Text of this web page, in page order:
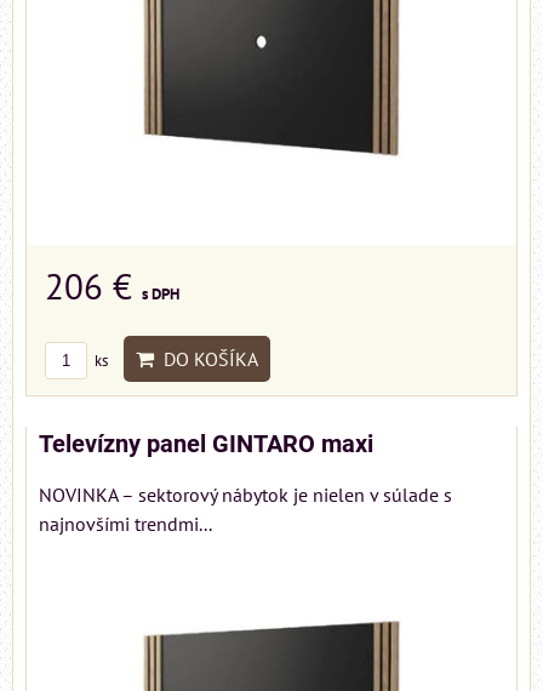
206 € s DPH
ks DO KOŠÍKA
Televízny panel GINTARO maxi
NOVINKA – sektorový nábytok je nielen v súlade s
najnovšími trendmi...